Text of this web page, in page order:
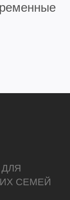
СЕМЕЙ